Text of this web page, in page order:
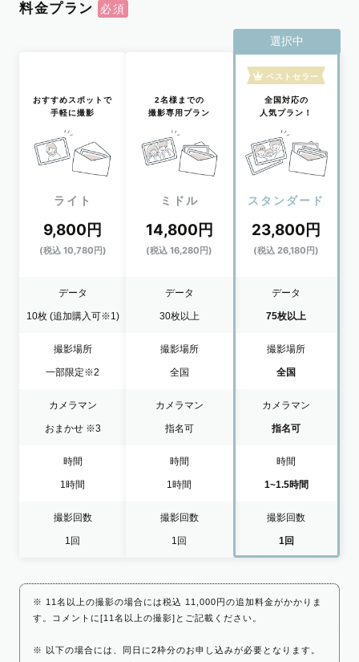
料金プラン
おすすめスポットで
手軽に撮影
ライト
9,800円
(税込 10,780円)
データ
10枚 (追加購入可※1)
撮影場所
一部限定※2
カメラマン
おまかせ ※3
時間
1時間
撮影回数
1回
2名様までの
撮影専用プラン
ミドル
14,800円
(税込 16,280円)
データ
30枚以上
撮影場所
全国
カメラマン
指名可
時間
1時間
撮影回数
1回
選択中
ベストセラー
全国対応の
人気プラン！
スタンダード
23,800円
(税込 26,180円)
データ
75枚以上
撮影場所
全国
カメラマン
指名可
時間
1~1.5時間
撮影回数
1回
※ 11名以上の撮影の場合には税込 11,000円の追加料金がかかりま
す。コメントに[11名以上の撮影]とご記載ください。
※ 以下の場合には、同日に2枠分のお申し込みが必要となります。